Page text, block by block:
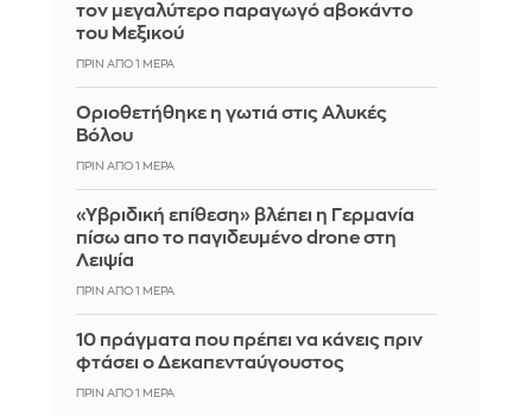
τον μεγαλύτερο παραγωγό αβοκάντο
του Μεξικού
ΠΡΙΝ ΑΠΌ 1 ΜΈΡΑ
Οριοθετήθηκε η γωτιά στις Αλυκές
Βόλου
ΠΡΙΝ ΑΠΌ 1 ΜΈΡΑ
«Υβριδική επίθεση» βλέπει η Γερμανία
πίσω απο το παγιδευμένο drone στη
Λειψία
ΠΡΙΝ ΑΠΌ 1 ΜΈΡΑ
10 πράγματα που πρέπει να κάνεις πριν
φτάσει ο Δεκαπενταύγουστος
ΠΡΙΝ ΑΠΌ 1 ΜΈΡΑ